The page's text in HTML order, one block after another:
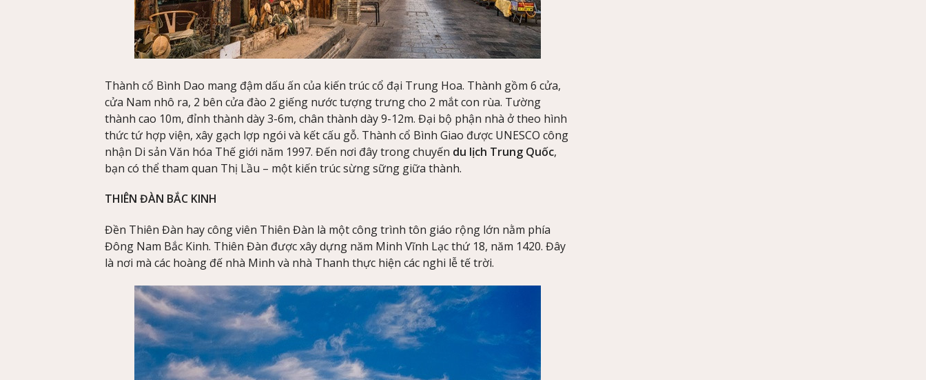
Thành cổ Bình Dao mang đậm dấu ấn của kiến trúc cổ đại Trung Hoa. Thành gồm 6 cửa,
cửa Nam nhô ra, 2 bên cửa đào 2 giếng nước tượng trưng cho 2 mắt con rùa. Tường
thành cao 10m, đỉnh thành dày 3-6m, chân thành dày 9-12m. Đại bộ phận nhà ở theo hình
thức tứ hợp viện, xây gạch lợp ngói và kết cấu gỗ. Thành cổ Bình Giao được UNESCO công
nhận Di sản Văn hóa Thế giới năm 1997. Đến nơi đây trong chuyến du lịch Trung Quốc,
bạn có thể tham quan Thị Lầu – một kiến trúc sừng sững giữa thành.
THIÊN ĐÀN BẮC KINH
Đền Thiên Đàn hay công viên Thiên Đàn là một công trình tôn giáo rộng lớn nằm phía
Đông Nam Bắc Kinh. Thiên Đàn được xây dựng năm Minh Vĩnh Lạc thứ 18, năm 1420. Đây
là nơi mà các hoàng đế nhà Minh và nhà Thanh thực hiện các nghi lễ tế trời.